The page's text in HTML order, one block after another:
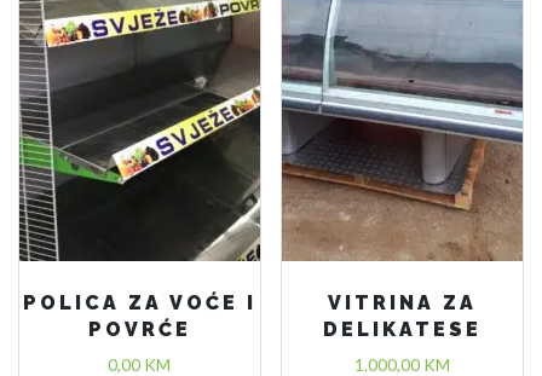
POLICA ZA VOĆE I
POVRĆE
0,00 KM
VITRINA ZA
DELIKATESE
1.000,00 KM